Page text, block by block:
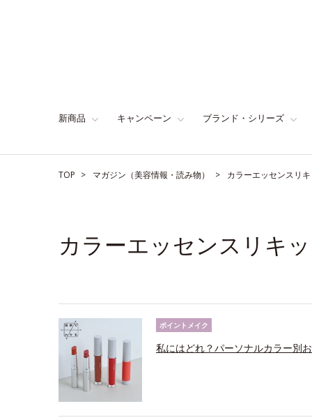
新商品 キャンペーン ブランド・シリーズ
TOP マガジン（美容情報・読み物） カラーエッセンスリ
カラーエッセンスリキ
ポイントメイク
私にはどれ？パーソナルカラー別